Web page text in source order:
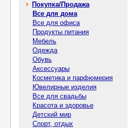
Покупка/Продажа
Все для дома
Все для офиса
Продукты питания
Мебель
Одежда
Обувь
Аксессуары
Косметика и парфюмерия
Ювелирные изделия
Все для свадьбы
Красота и здоровье
Детский мир
Спорт, отдых